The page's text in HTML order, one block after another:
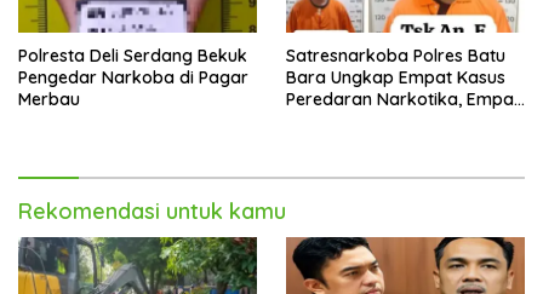
Polresta Deli Serdang Bekuk
Pengedar Narkoba di Pagar
Merbau
Satresnarkoba Polres Batu
Bara Ungkap Empat Kasus
Peredaran Narkotika, Empat
Rekomendasi untuk kamu